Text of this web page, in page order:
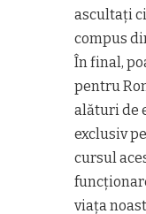
ascultați
compus
În final,
pentru
alături de
exclusiv
cursul
viața